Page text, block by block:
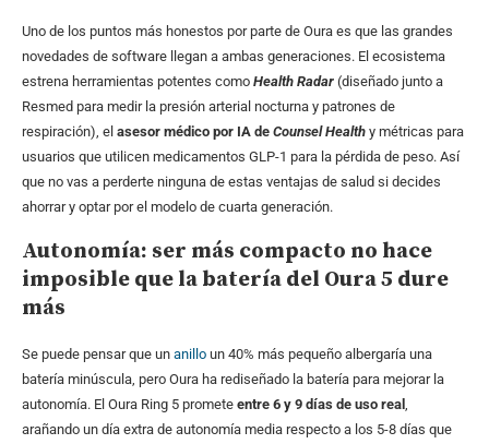
Uno de los puntos más honestos por parte de Oura es que las grandes
novedades de software llegan a ambas generaciones. El ecosistema
estrena herramientas potentes como Health Radar (diseñado junto a
Resmed para medir la presión arterial nocturna y patrones de
respiración), el asesor médico por IA de Counsel Health y métricas para
usuarios que utilicen medicamentos GLP-1 para la pérdida de peso. Así
que no vas a perderte ninguna de estas ventajas de salud si decides
ahorrar y optar por el modelo de cuarta generación.
Autonomía: ser más compacto no hace
imposible que la batería del Oura 5 dure
más
Se puede pensar que un anillo un 40% más pequeño albergaría una
batería minúscula, pero Oura ha rediseñado la batería para mejorar la
autonomía. El Oura Ring 5 promete entre 6 y 9 días de uso real
arañando un día extra de autonomía media respecto a los 5-8 días que